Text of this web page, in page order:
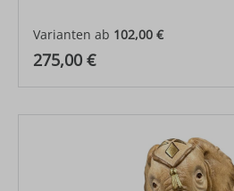
Varianten ab 102,00 €
Regulärer Preis:
275,00 €